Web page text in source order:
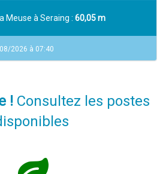
Meuse à Seraing : 60,05 m
2026 à 07:40
!Consultez les postes